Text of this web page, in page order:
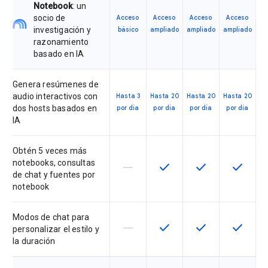
Notebook: un
socio de
investigación y
razonamiento
basado en IA
Acceso
básico
Acceso
ampliado
Acceso
ampliado
Acceso
ampliado
Genera resúmenes de
audio interactivos con
dos hosts basados en
IA
Hasta 3
por día
Hasta 20
por día
Hasta 20
por día
Hasta 20
por día
Obtén 5 veces más
notebooks, consultas
de chat y fuentes por
notebook
Esta función no está disponible en
horizontal_rule Esta función está
check Esta función
check Esta
check
Modos de chat para
personalizar el estilo y
la duración
Esta función no está disponible en
horizontal_rule Esta función está
check Esta función
check Esta
check